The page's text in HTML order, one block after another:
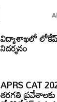
All
విద్యాశాఖలో
నిదర్శనం
APRS CAT
తరగతి